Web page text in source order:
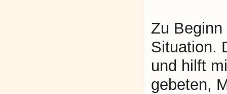
Zu
Situation.
und hilft
gebeten,